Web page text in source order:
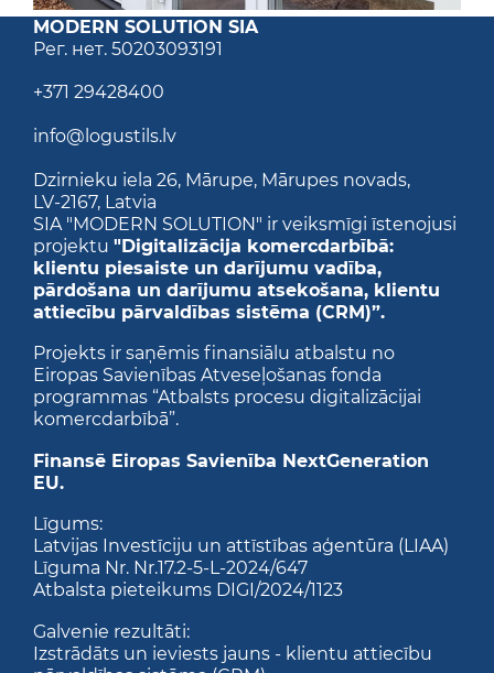
MODERN SOLUTION SIA
Рег. нет. 50203093191
+371 29428400
info@logustils.lv
Dzirnieku iela 26, Mārupe, Mārupes novads,
LV-2167,Latvia
SIA "MODERN SOLUTION" ir veiksmīgi īstenojusi
projektu "Digitalizācija komercdarbībā:
klientu piesaiste un darījumu vadība,
pārdošana un darījumu atsekošana, klientu
attiecību pārvaldības sistēma (CRM)”.
Projekts ir saņēmis finansiālu atbalstu no
Eiropas Savienības Atveseļošanas fonda
programmas “Atbalsts procesu digitalizācijai
komercdarbībā”.
Finansē Eiropas Savienība NextGeneration
EU.
Līgums:
Latvijas Investīciju un attīstības aģentūra (LIAA)
Līguma Nr. Nr.17.2-5-L-2024/647
Atbalsta pieteikums DIGI/2024/1123
Galvenie rezultāti:
Izstrādāts un ieviests jauns - klientu attiecību